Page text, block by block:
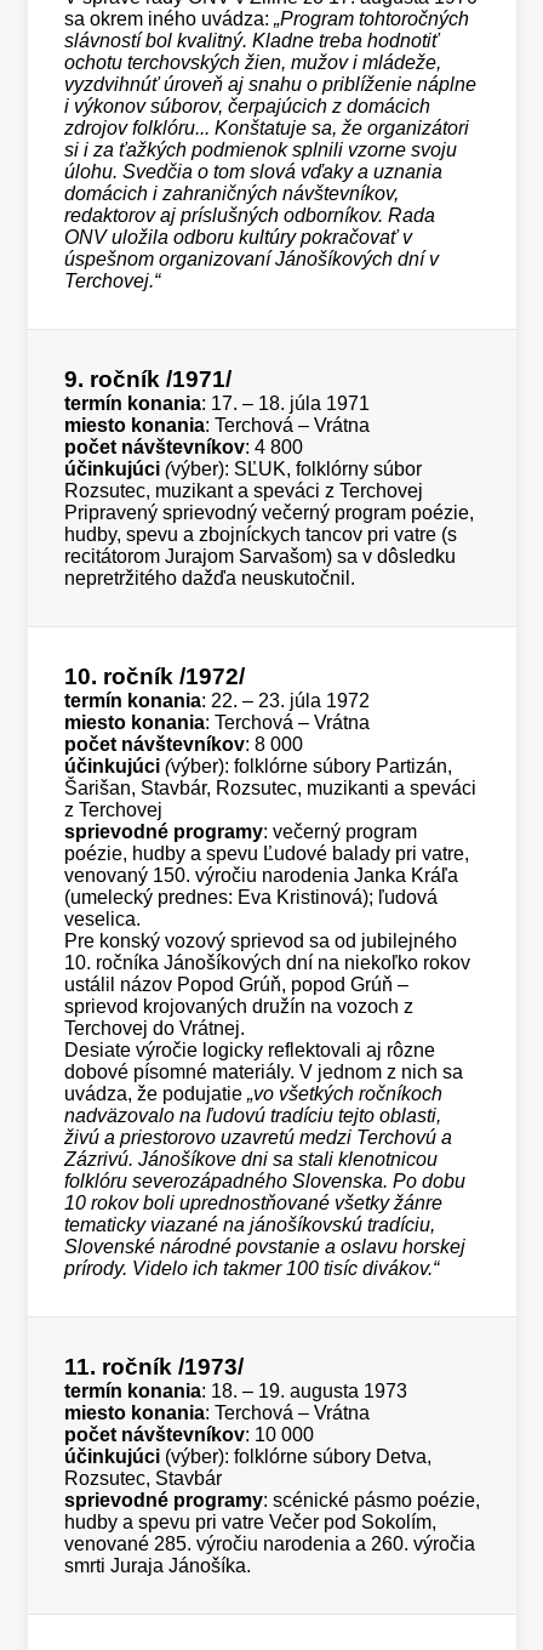
sa okrem iného uvádza: „Program tohtoročných
slávností bol kvalitný. Kladne treba hodnotiť
ochotu terchovských žien, mužov i mládeže,
vyzdvihnúť úroveň aj snahu o priblíženie náplne
i výkonov súborov, čerpajúcich z domácich
zdrojov folklóru... Konštatuje sa, že organizátori
si i za ťažkých podmienok splnili vzorne svoju
úlohu. Svedčia o tom slová vďaky a uznania
domácich i zahraničných návštevníkov,
redaktorov aj príslušných odborníkov. Rada
ONV uložila odboru kultúry pokračovať v
úspešnom organizovaní Jánošíkových dní v
Terchovej.“
9. ročník /1971/
termín konania: 17. – 18. júla 1971
miesto konania: Terchová – Vrátna
počet návštevníkov: 4 800
účinkujúci (výber): SĽUK, folklórny súbor
Rozsutec, muzikant a speváci z Terchovej
Pripravený sprievodný večerný program poézie,
hudby, spevu a zbojníckych tancov pri vatre (s
recitátorom Jurajom Sarvašom) sa v dôsledku
nepretržitého dažďa neuskutočnil.
10. ročník /1972/
termín konania: 22. – 23. júla 1972
miesto konania: Terchová – Vrátna
počet návštevníkov: 8 000
účinkujúci (výber): folklórne súbory Partizán,
Šarišan, Stavbár, Rozsutec, muzikanti a speváci
z Terchovej
sprievodné programy: večerný program
poézie, hudby a spevu Ľudové balady pri vatre,
venovaný 150. výročiu narodenia Janka Kráľa
(umelecký prednes: Eva Kristinová); ľudová
veselica.
Pre konský vozový sprievod sa od jubilejného
10. ročníka Jánošíkových dní na niekoľko rokov
ustálil názov Popod Grúň, popod Grúň –
sprievod krojovaných družín na vozoch z
Terchovej do Vrátnej.
Desiate výročie logicky reflektovali aj rôzne
dobové písomné materiály. V jednom z nich sa
uvádza, že podujatie „vo všetkých ročníkoch
nadväzovalo na ľudovú tradíciu tejto oblasti,
živú a priestorovo uzavretú medzi Terchovú a
Zázrivú. Jánošíkove dni sa stali klenotnicou
folklóru severozápadného Slovenska. Po dobu
10 rokov boli uprednostňované všetky žánre
tematicky viazané na jánošíkovskú tradíciu,
Slovenské národné povstanie a oslavu horskej
prírody. Videlo ich takmer 100 tisíc divákov.“
11. ročník /1973/
termín konania: 18. – 19. augusta 1973
miesto konania: Terchová – Vrátna
počet návštevníkov: 10 000
účinkujúci(výber): folklórne súbory Detva,
Rozsutec, Stavbár
sprievodné programy: scénické pásmo poézie,
hudby a spevu pri vatre Večer pod Sokolím,
venované 285. výročiu narodenia a 260. výročia
smrti Juraja Jánošíka.